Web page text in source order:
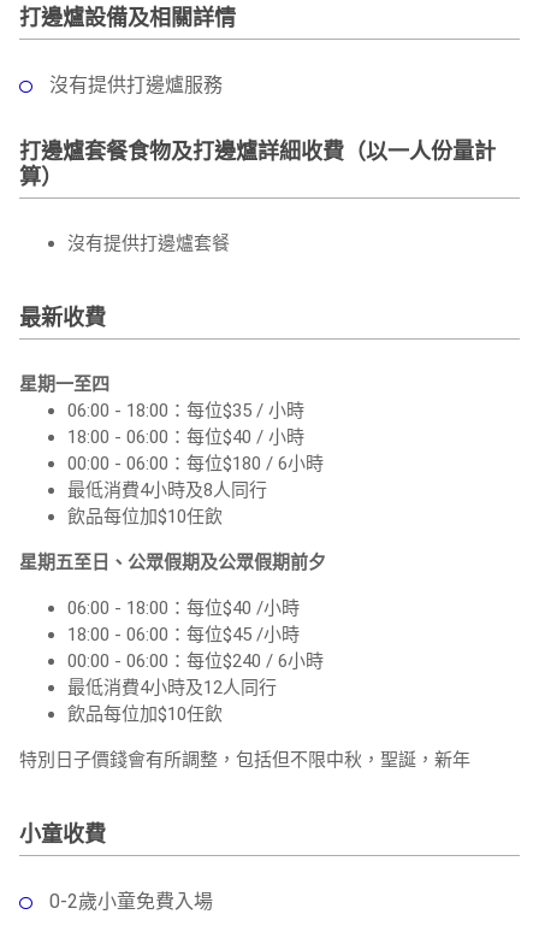
打邊爐設備及相關詳情
沒有提供打邊爐服務
打邊爐套餐食物及打邊爐詳細收費（以一人份量計
算）
沒有提供打邊爐套餐
最新收費
星期一至四
06:00 - 18:00：每位$35 / 小時
18:00 - 06:00：每位$40 / 小時
00:00 - 06:00：每位$180 / 6小時
最低消費4小時及8人同行
飲品每位加$10任飲
星期五至日、公眾假期及公眾假期前夕
06:00 - 18:00：每位$40 /小時
18:00 - 06:00：每位$45 /小時
00:00 - 06:00：每位$240 / 6小時
最低消費4小時及12人同行
飲品每位加$10任飲
特別日子價錢會有所調整，包括但不限中秋，聖誕，新年
小童收費
0-2歲小童免費入場